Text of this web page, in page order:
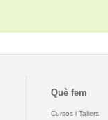
Què fem
Cursos i Tallers